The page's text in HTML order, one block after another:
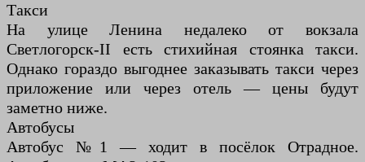
Такси
На улице Ленина недалеко от вокзала
Светлогорск-II есть стихийная стоянка такси.
Однако гораздо выгоднее заказывать такси через
приложение или через отель — цены будут
заметно ниже.
Автобусы
Автобус №1 — ходит в посёлок Отрадное.